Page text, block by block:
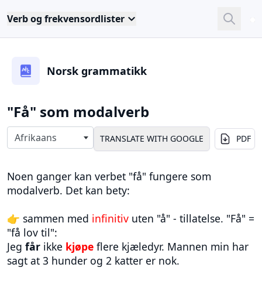
Verb og frekvensordlister
Close
Norsk grammatikk
"Få" som modalverb
Select langauges
Afrikaans PDF
Noen ganger kan verbet "få" fungere som
modalverb. Det kan bety:
👉 sammen med infinitiv uten "å" - tillatelse. "Få" =
"få lov til":
Jeg får ikke kjøpe flere kjæledyr. Mannen min har
sagt at 3 hunder og 2 katter er nok.